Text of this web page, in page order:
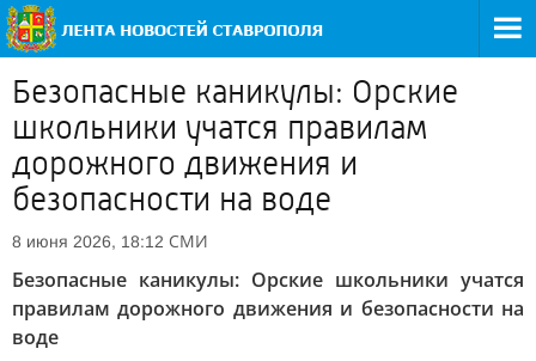
Безопасные каникулы: Орские
школьники учатся правилам
дорожного движения и
безопасности на воде
8 июня 2026, 18:12 СМИ
Безопасные каникулы: Орские школьники учатся
правилам дорожного движения и безопасности на
воде